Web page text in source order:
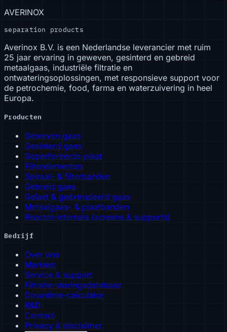
AVERINOX
separation products
Averinox B.V. is een Nederlandse leverancier met ruim
25 jaar ervaring in geweven, gesinterd en gebreid
metaalgaas, industriële filtratie en
ontwateringsoplossingen, met responsieve support voor
de petrochemie, food, farma en waterzuivering in heel
Europa.
Producten
Geweven gaas
Gesinterd gaas
Geperforeerde plaat
Filterelementen
Spiraal- & filterbanden
Gebreid gaas
Gelast & geëxtrudeerd gaas
Metaalgaas- & plaatbanden
Reactor-internals (screens & supports)
Bedrijf
Over ons
Markten
Service & support
Filtratie-storingsdatabase
Downtime-calculator
R&D
Contact
Privacy & disclaimer